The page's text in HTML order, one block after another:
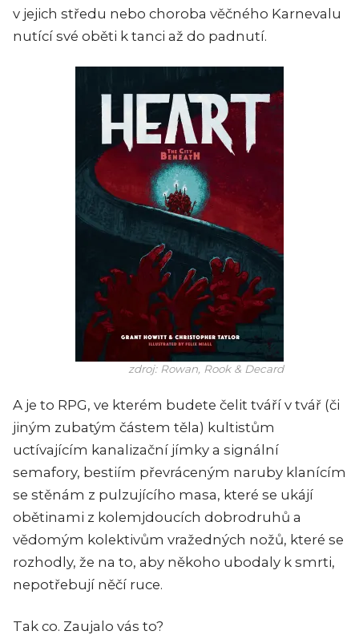
v jejich středu nebo choroba věčného Karnevalu
nutící své oběti k tanci až do padnutí.
zdroj: Rowan, Rook & Decard
A je to RPG, ve kterém budete čelit tváří v tvář (či
jiným zubatým částem těla) kultistům
uctívajícím kanalizační jímky a signální
semafory, bestiím převráceným naruby klanícím
se stěnám z pulzujícího masa, které se ukájí
obětinami z kolemjdoucích dobrodruhů a
vědomým kolektivům vražedných nožů, které se
rozhodly, že na to, aby někoho ubodaly k smrti,
nepotřebují něčí ruce.
Tak co. Zaujalo vás to?